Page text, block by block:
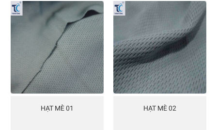
HẠT MÈ 01 HẠT MÈ 02